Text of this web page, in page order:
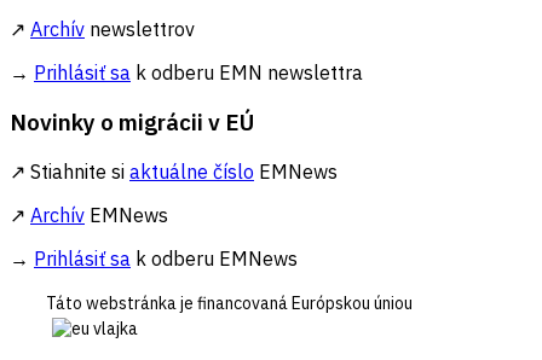
↗ Archív newslettrov
→ Prihlásiť sa k odberu EMN newslettra
Novinky o migrácii v EÚ
↗ Stiahnite si aktuálne číslo EMNews
↗ Archív EMNews
→ Prihlásiť sa k odberu EMNews
Táto webstránka je financovaná Európskou úniou